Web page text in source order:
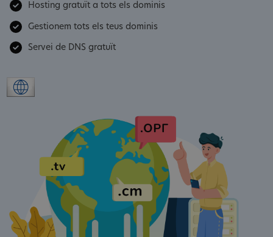
Hosting gratuït a tots els dominis
Gestionem tots els teus dominis
Servei de DNS gratuït